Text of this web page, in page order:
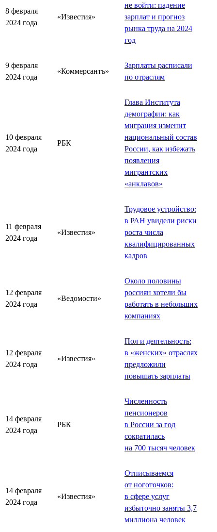
8 февраля
2024 года
«Известия»
не войти: падение
зарплат и прогноз
рынка труда на 2024
год
9 февраля
2024 года
«Коммерсантъ»
Зарплаты расписали
по отраслям
10 февраля
2024 года
РБК
Глава Института
демографии: как
миграция изменит
национальный состав
России, как избежать
появления
мигрантских
«анклавов»
11 февраля
2024 года
«Известия»
Трудовое устройство:
в РАН увидели риски
роста числа
квалифицированных
кадров
12 февраля
2024 года
«Ведомости»
Около половины
россиян хотели бы
работать в небольших
компаниях
12 февраля
2024 года
«Известия»
Пол и деятельность:
в «женских» отраслях
предложили
повышать зарплаты
14 февраля
2024 года
РБК
Численность
пенсионеров
в России за год
сократилась
на 700 тысяч человек
14 февраля
2024 года
«Известия»
Отписываемся
от ноготочков:
в сфере услуг
избыточно заняты 3,7
миллиона человек